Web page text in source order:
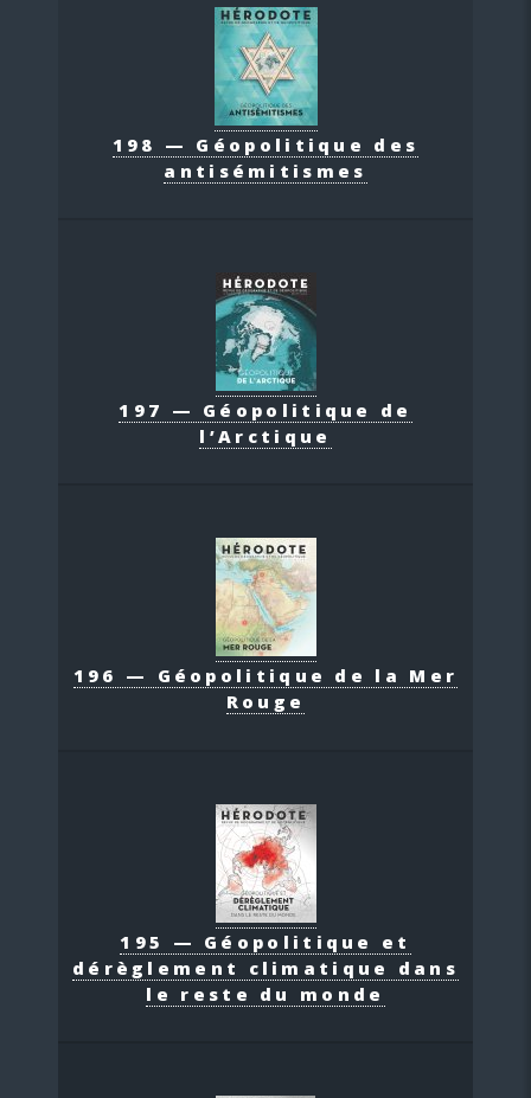
198 — Géopolitique des
antisémitismes
197 — Géopolitique de
l’Arctique
196 — Géopolitique de la Mer
Rouge
195 — Géopolitique et
dérèglement climatique dans
le reste du monde